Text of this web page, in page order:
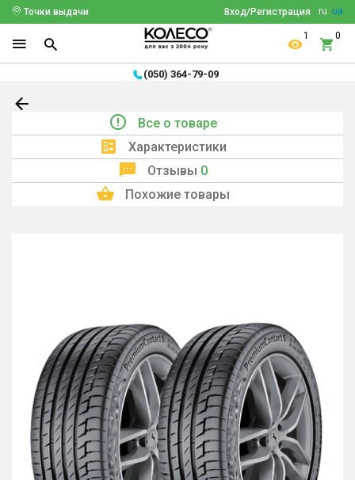
ru ua
Вход/Регистрация
Точки выдачи
1 0
(050) 364-79-09
Все о товаре
Характеристики
Отзывы 0
Похожие товары